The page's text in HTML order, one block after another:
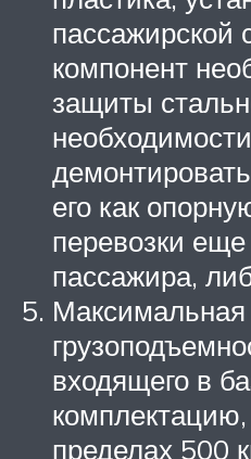
пассажирской
компонент
защиты
его как
перевозки еще
пассажира,
Максимальная
входящего в
комплектацию,
пределах 500